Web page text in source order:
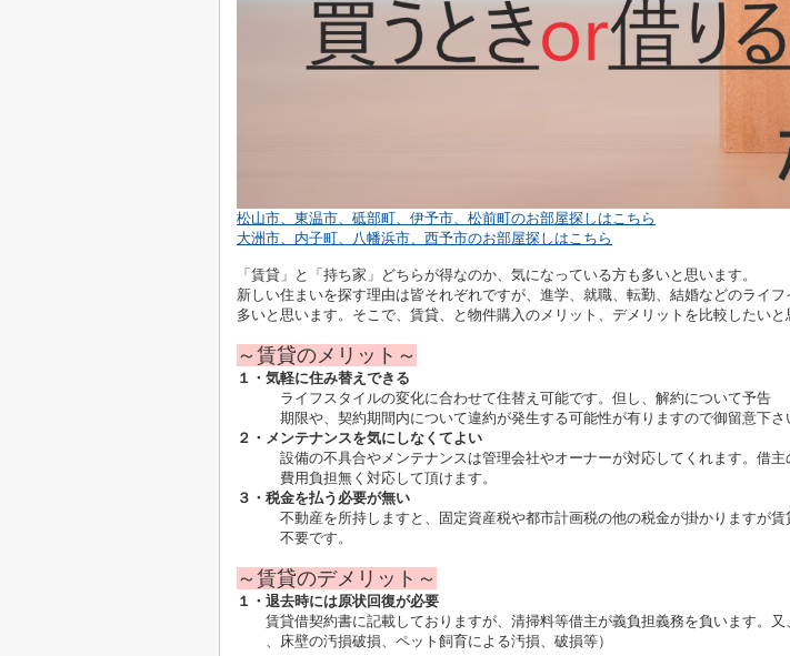
松山市、東温市、砥部町、伊予市、松前町のお部屋探しはこちら
大洲市、内子町、八幡浜市、西予市のお部屋探しはこちら
「賃貸」と「持ち家」どちらが得なのか、気になっている方も多いと思います。
新しい住まいを探す理由は皆それぞれですが、進学、就職、転勤、結婚などのライフ
多いと思います。そこで、賃貸、と物件購入のメリット、デメリットを比較したいと
～賃貸のメリット～
１・気軽に住み替えできる
ライフスタイルの変化に合わせて住替え可能です。但し、解約について予告
期限や、契約期間内について違約が発生する可能性が有りますので御留意下さ
２・メンテナンスを気にしなくてよい
設備の不具合やメンテナンスは管理会社やオーナーが対応してくれます。借主
費用負担無く対応して頂けます。
３・税金を払う必要が無い
不動産を所持しますと、固定資産税や都市計画税の他の税金が掛かりますが賃
不要です。
～賃貸のデメリット～
１・退去時には原状回復が必要
賃貸借契約書に記載しておりますが、清掃料等借主が義負担義務を負います。又
、床壁の汚損破損、ペット飼育による汚損、破損等）